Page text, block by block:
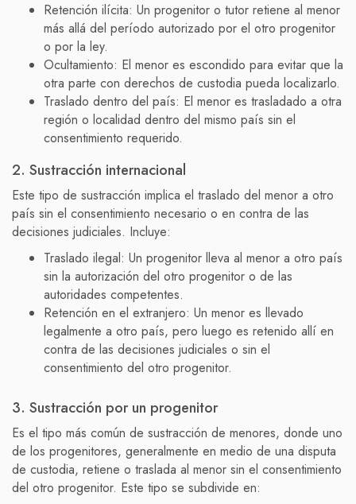
Retención ilícita: Un progenitor o tutor retiene al menor
más allá del período autorizado por el otro progenitor
o por la ley.
Ocultamiento: El menor es escondido para evitar que la
otra parte con derechos de custodia pueda localizarlo.
Traslado dentro del país: El menor es trasladado a otra
región o localidad dentro del mismo país sin el
consentimiento requerido.
2. Sustracción internacional
Este tipo de sustracción implica el traslado del menor a otro
país sin el consentimiento necesario o en contra de las
decisiones judiciales. Incluye:
Traslado ilegal: Un progenitor lleva al menor a otro país
sin la autorización del otro progenitor o de las
autoridades competentes.
Retención en el extranjero: Un menor es llevado
legalmente a otro país, pero luego es retenido allí en
contra de las decisiones judiciales o sin el
consentimiento del otro progenitor.
3. Sustracción por un progenitor
Es el tipo más común de sustracción de menores, donde uno
de los progenitores, generalmente en medio de una disputa
de custodia, retiene o traslada al menor sin el consentimiento
del otro progenitor. Este tipo se subdivide en: